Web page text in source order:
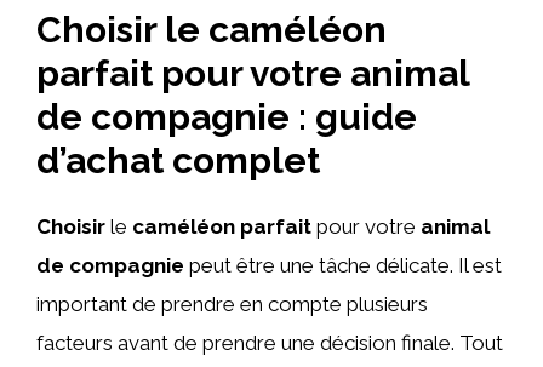
Choisir le caméléon
parfait pour votre animal
de compagnie : guide
d’achat complet
Choisir le caméléon parfait pour votre animal
de compagnie peut être une tâche délicate. Il est
important de prendre en compte plusieurs
facteurs avant de prendre une décision finale. Tout